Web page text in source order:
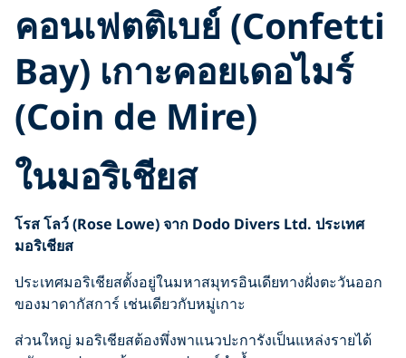
คอนเฟตติเบย์ (Confetti
Bay) เกาะคอยเดอไมร์
(Coin de Mire)
ในมอริเชียส
โรส โลว์ (Rose Lowe) จาก Dodo Divers Ltd. ประเทศ
มอริเชียส
ประเทศมอริเชียสตั้งอยู่ในมหาสมุทรอินเดียทางฝั่งตะวันออก
ของมาดากัสการ์ เช่นเดียวกับหมู่เกาะ
ส่วนใหญ่ มอริเชียสต้องพึ่งพาแนวปะการังเป็นแหล่งรายได้